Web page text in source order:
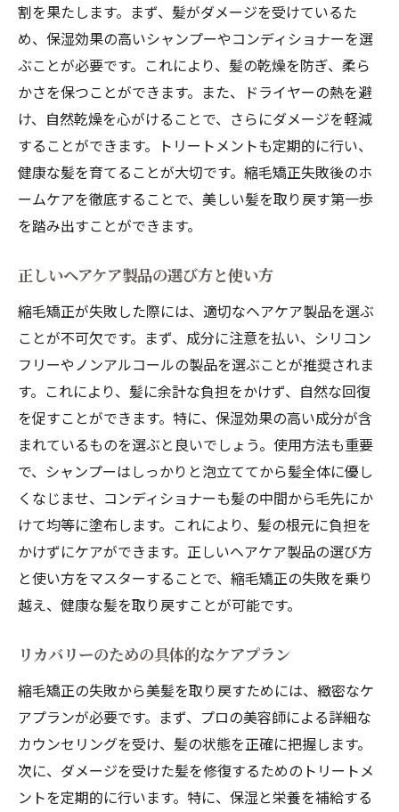
割を果たします。まず、髪がダメージを受けているた
め、保湿効果の高いシャンプーやコンディショナーを選
ぶことが必要です。これにより、髪の乾燥を防ぎ、柔ら
かさを保つことができます。また、ドライヤーの熱を避
け、自然乾燥を心がけることで、さらにダメージを軽減
することができます。トリートメントも定期的に行い、
健康な髪を育てることが大切です。縮毛矯正失敗後のホ
ームケアを徹底することで、美しい髪を取り戻す第一歩
を踏み出すことができます。
正しいヘアケア製品の選び方と使い方
縮毛矯正が失敗した際には、適切なヘアケア製品を選ぶ
ことが不可欠です。まず、成分に注意を払い、シリコン
フリーやノンアルコールの製品を選ぶことが推奨されま
す。これにより、髪に余計な負担をかけず、自然な回復
を促すことができます。特に、保湿効果の高い成分が含
まれているものを選ぶと良いでしょう。使用方法も重要
で、シャンプーはしっかりと泡立ててから髪全体に優し
くなじませ、コンディショナーも髪の中間から毛先にか
けて均等に塗布します。これにより、髪の根元に負担を
かけずにケアができます。正しいヘアケア製品の選び方
と使い方をマスターすることで、縮毛矯正の失敗を乗り
越え、健康な髪を取り戻すことが可能です。
リカバリーのための具体的なケアプラン
縮毛矯正の失敗から美髪を取り戻すためには、緻密なケ
アプランが必要です。まず、プロの美容師による詳細な
カウンセリングを受け、髪の状態を正確に把握します。
次に、ダメージを受けた髪を修復するためのトリートメ
ントを定期的に行います。特に、保湿と栄養を補給する